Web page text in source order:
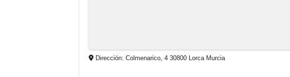
Dirección: Colmenarico, 4 30800 Lorca Murcia